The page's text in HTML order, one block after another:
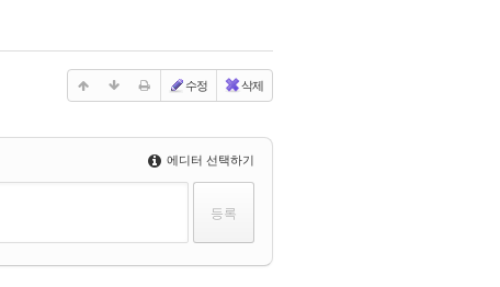
수정 삭제
에디터 선택하기